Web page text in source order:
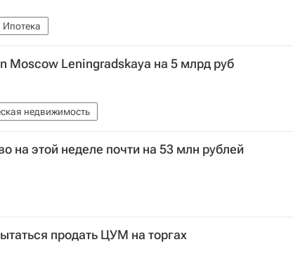
Ипотека
Moscow Leningradskaya на 5 млрд руб
недвижимость
на этой неделе почти на 53 млн рублей
продать ЦУМ на торгах